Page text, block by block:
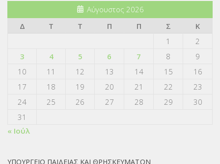
Αύγουστος 2026
Δ
Τ Τ Π Π Σ
Κ
1
2
3
4 5 6 7 8
9
10
11 12 13 14 15
16
17
18 19 20 21 22
23
24
25 26 27 28 29
30
31
« Ιούλ
ΥΠΟΥΡΓΕΙΟ ΠΑΙΔΕΙΑΣ ΚΑΙ ΘΡΗΣΚΕΥΜΑΤΩΝ